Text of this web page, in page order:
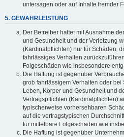
untersagen oder auf Inhalte fremder
5. GEWÄHRLEISTUNG
Der Betreiber haftet mit Ausnahme
und Gesundheit und der Verletzung
(Kardinalpflichten) nur für Schäden,
fahrlässiges Verhalten
Folgeschäden wie insbesondere
Die Haftung ist gegenüber
grob fahrlässigem Verhalten oder
Leben, Körper und Gesundheit und
Vertragspflichten (Kardinalpflichten)
typischerweise vorhersehbaren
auf die vertragstypischen
für mittelbare Folgeschäden wie
Die Haftung ist gegenüber